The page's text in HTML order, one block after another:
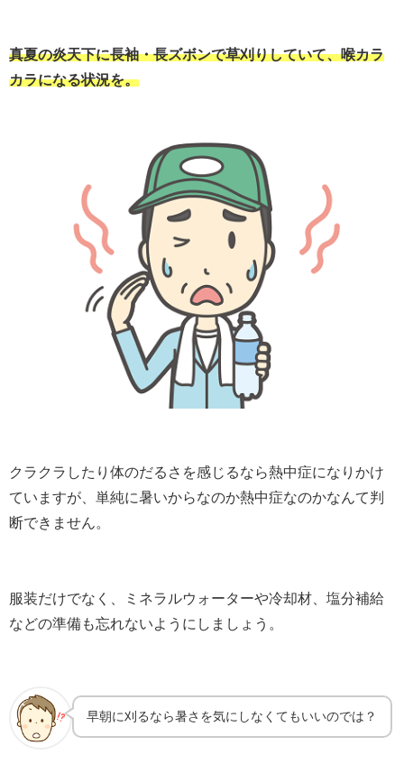
真夏の炎天下に長袖・長ズボンで草刈りしていて、喉カラ
カラになる状況を。
クラクラしたり体のだるさを感じるなら熱中症になりかけ
ていますが、単純に暑いからなのか熱中症なのかなんて判
断できません。
服装だけでなく、ミネラルウォーターや冷却材、塩分補給
などの準備も忘れないようにしましょう。
早朝に刈るなら暑さを気にしなくてもいいのでは？